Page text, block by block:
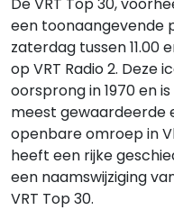
een toonaangevende
zaterdag tussen 11.00
op VRT Radio 2. Deze
oorsprong in 1970 en
meest gewaardeerde
openbare omroep in
heeft een rijke
een naamswijziging
VRT Top 30.